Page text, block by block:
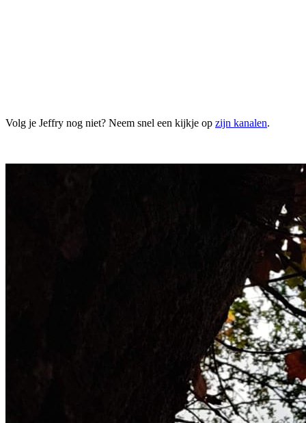
Volg je Jeffry nog niet? Neem snel een kijkje op zijn kanalen.